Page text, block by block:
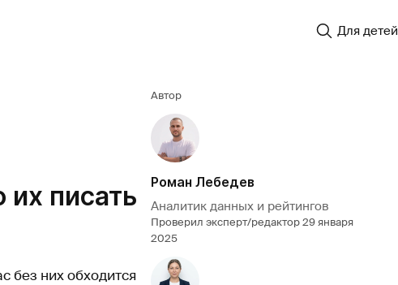
Для детей
их писать
без них обходится
Автор
Роман Лебедев
Аналитик данных и рейтингов
Проверил эксперт/редактор29 января
2025